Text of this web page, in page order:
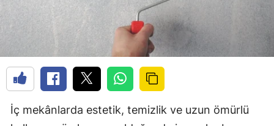
İç mekânlarda estetik, temizlik ve uzun ömürlü